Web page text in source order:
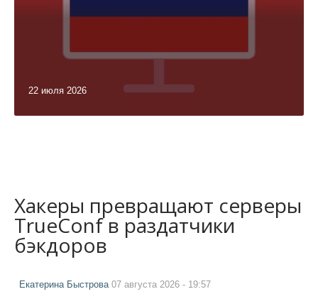
22 июля 2026
Хакеры превращают серверы
TrueConf в раздатчики
бэкдоров
Екатерина Быстрова07 августа 2026 - 19:57